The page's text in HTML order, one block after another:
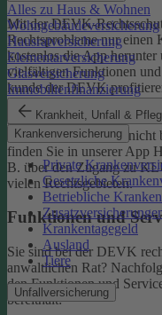
Alles zu Haus & Wohnen
Wohngebäudeversicherung
Hausratversicherung
Elementarversicherung
Glasversicherung
Immobilienfinanzierung
Krankheit, Unfall &
Krankenversicherung
Private
Gesetzliche
Betriebliche
Krankentagegeld
Ausland
Tiere
Unfallversicherung
Mit der DEVK-
Rechtsprobleme nur
kostenlos die App herunter
vielfältigen Funktionen
kunde der DEVK
informativen
Musterverträgen und
Aber auch, wenn Sie
finden Sie in unserer App
B. über den Zugang zu
vielen Rechtsgebieten.
Funktionen und
Sie sind bei der DEVK
anwaltlichen Rat?
den Funktionen und
bereithält: